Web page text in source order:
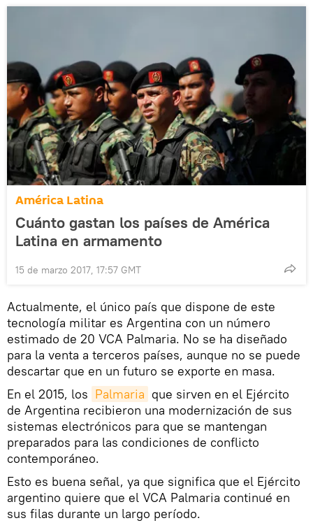
América Latina
Cuánto gastan los países de América
Latina en armamento
15 de marzo 2017, 17:57 GMT
Actualmente, el único país que dispone de este
tecnología militar es Argentina con un número
estimado de 20 VCA Palmaria. No se ha diseñado
para la venta a terceros países, aunque no se puede
descartar que en un futuro se exporte en masa.
En el 2015, los Palmaria que sirven en el Ejército
de Argentina recibieron una modernización de sus
sistemas electrónicos para que se mantengan
preparados para las condiciones de conflicto
contemporáneo.
Esto es buena señal, ya que significa que el Ejército
argentino quiere que el VCA Palmaria continué en
sus filas durante un largo período.